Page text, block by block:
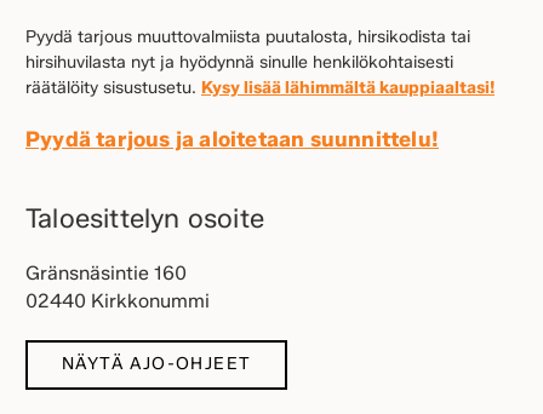
Pyydä tarjous muuttovalmiista puutalosta, hirsikodista tai
hirsihuvilasta nyt ja hyödynnä sinulle henkilökohtaisesti
räätälöity sisustusetu. Kysy lisää lähimmältä kauppiaaltasi!
Pyydä tarjous ja aloitetaan suunnittelu!
Taloesittelyn osoite
Gränsnäsintie 160
02440 Kirkkonummi
NÄYTÄ AJO-OHJEET